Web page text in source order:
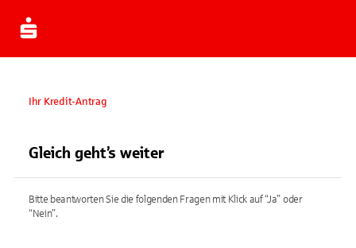
Ihr Kredit-Antrag
Gleich geht’s weiter
Bitte beantworten Sie die folgenden Fragen mit Klick auf “Ja” oder
“Nein”.